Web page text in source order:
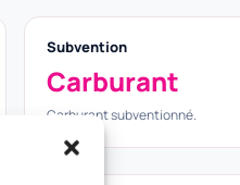
Subvention
Carburant
Carburant subventionné.